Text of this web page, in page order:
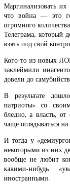
Маргинализовать
что война — это
огромного
Телеграма, который
взять под свой
Кого-то из новых
заклеймили
довели до
В результате
патриоты» со
бледно, а власть, от
чаще оглядываться
И тогда у
некоторыми из них
вообще не любит
какими-нибудь
иностранными.